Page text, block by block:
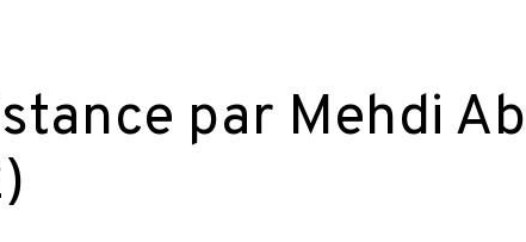
par Mehdi